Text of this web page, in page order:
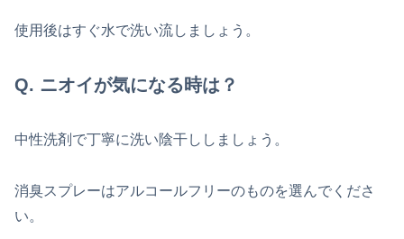
使用後はすぐ水で洗い流しましょう。
Q. ニオイが気になる時は？
中性洗剤で丁寧に洗い陰干ししましょう。
消臭スプレーはアルコールフリーのものを選んでくださ
い。